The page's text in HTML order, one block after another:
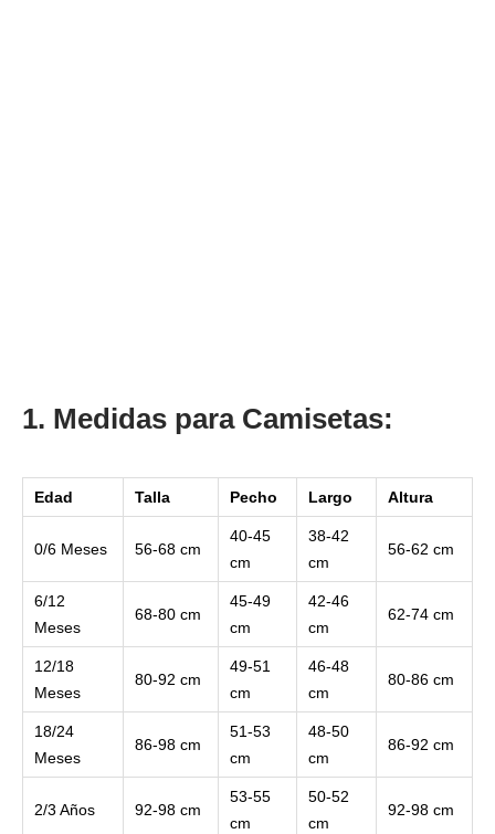
1. Medidas para Camisetas:
Edad Talla Pecho Largo Altura
0/6 Meses 56-68 cm
40-45
cm
38-42
cm
56-62 cm
6/12
Meses
68-80 cm
45-49
cm
42-46
cm
62-74 cm
12/18
Meses
80-92 cm
49-51
cm
46-48
cm
80-86 cm
18/24
Meses
86-98 cm
51-53
cm
48-50
cm
86-92 cm
2/3 Años 92-98 cm
53-55
cm
50-52
cm
92-98 cm